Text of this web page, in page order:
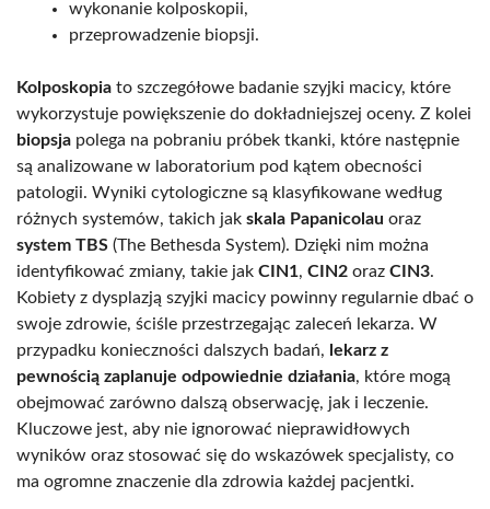
wykonanie kolposkopii,
przeprowadzenie biopsji.
Kolposkopia to szczegółowe badanie szyjki macicy, które
wykorzystuje powiększenie do dokładniejszej oceny. Z kolei
biopsja polega na pobraniu próbek tkanki, które następnie
są analizowane w laboratorium pod kątem obecności
patologii. Wyniki cytologiczne są klasyfikowane według
różnych systemów, takich jak skala Papanicolau oraz
system TBS (The Bethesda System). Dzięki nim można
identyfikować zmiany, takie jak CIN1, CIN2 oraz CIN3.
Kobiety z dysplazją szyjki macicy powinny regularnie dbać o
swoje zdrowie, ściśle przestrzegając zaleceń lekarza. W
przypadku konieczności dalszych badań, lekarz z
pewnością zaplanuje odpowiednie działania, które mogą
obejmować zarówno dalszą obserwację, jak i leczenie.
Kluczowe jest, aby nie ignorować nieprawidłowych
wyników oraz stosować się do wskazówek specjalisty, co
ma ogromne znaczenie dla zdrowia każdej pacjentki.